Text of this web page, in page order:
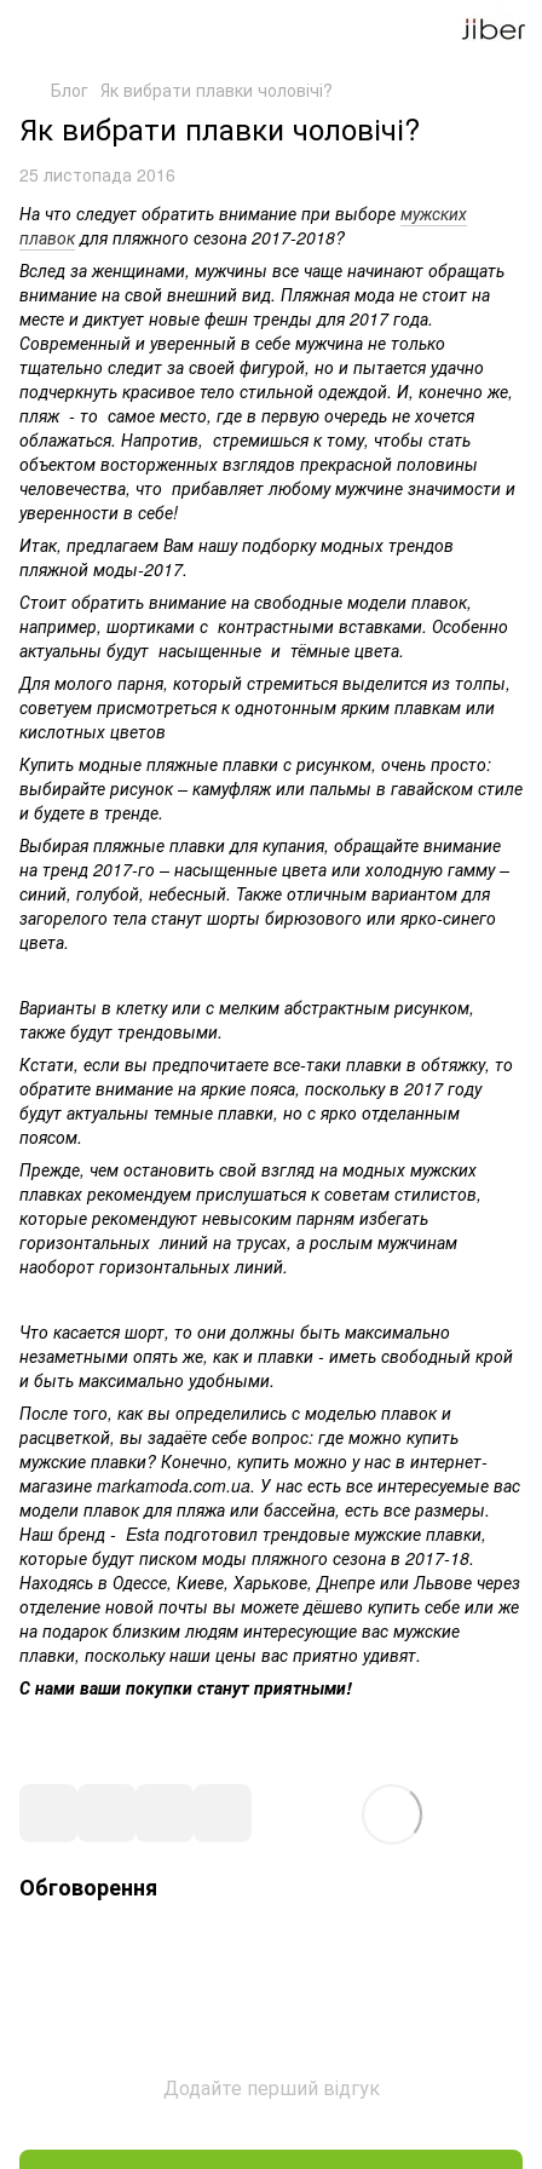
Блог Як вибрати плавки чоловічі?
Як вибрати плавки чоловічі?
25 листопада 2016
На что следует обратить внимание при выборе мужских
плавокдля пляжного сезона 2017-2018?
Вслед за женщинами, мужчины все чаще начинают обращать
внимание на свой внешний вид. Пляжная мода не стоит на
месте и диктует новые фешн тренды для 2017 года.
Современный и уверенный в себе мужчина не только
тщательно следит за своей фигурой, но и пытается удачно
подчеркнуть красивое тело стильной одеждой. И, конечно же,
пляж - то самое место, где в первую очередь не хочется
облажаться. Напротив, стремишься к тому, чтобы стать
объектом восторженных взглядов прекрасной половины
человечества, что прибавляет любому мужчине значимости и
уверенности в себе!
Итак, предлагаем Вам нашу подборку модных трендов
пляжной моды-2017.
Стоит обратить внимание на свободные модели плавок,
например, шортиками с контрастными вставками. Особенно
актуальны будут насыщенные и тёмные цвета.
Для молого парня, который стремиться выделится из толпы,
советуем присмотреться к однотонным ярким плавкам или
кислотных цветов
Купить модные пляжные плавки с рисунком, очень просто:
выбирайте рисунок – камуфляж или пальмы в гавайском стиле
и будете в тренде.
Выбирая пляжные плавки для купания, обращайте внимание
на тренд 2017-го – насыщенные цвета или холодную гамму –
синий, голубой, небесный. Также отличным вариантом для
загорелого тела станут шорты бирюзового или ярко-синего
цвета.
Варианты в клетку или с мелким абстрактным рисунком,
также будут трендовыми.
Кстати, если вы предпочитаете все-таки плавки в обтяжку, то
обратите внимание на яркие пояса, поскольку в 2017 году
будут актуальны темные плавки, но с ярко отделанным
поясом.
Прежде, чем остановить свой взгляд на модных мужских
плавках рекомендуем прислушаться к советам стилистов,
которые рекомендуют невысоким парням избегать
горизонтальных линий на трусах, а рослым мужчинам
наоборот горизонтальных линий.
Что касается шорт, то они должны быть максимально
незаметными опять же, как и плавки - иметь свободный крой
и быть максимально удобными.
После того, как вы определились с моделью плавок и
расцветкой, вы задаёте себе вопрос: где можно купить
мужские плавки? Конечно, купить можно у нас в интернет-
магазине markamoda.com.ua. У нас есть все интересуемые вас
модели плавок для пляжа или бассейна, есть все размеры.
Наш бренд - Esta подготовил трендовые мужские плавки,
которые будут писком моды пляжного сезона в 2017-18.
Находясь в Одессе, Киеве, Харькове, Днепре или Львове через
отделение новой почты вы можете дёшево купить себе или же
на подарок близким людям интересующие вас мужские
плавки, поскольку наши цены вас приятно удивят.
С нами ваши покупки станут приятными!
Обговорення
Додайте перший відгук